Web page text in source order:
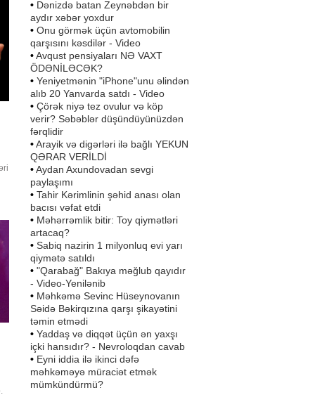
• Dənizdə batan Zeynəbdən bir
aydır xəbər yoxdur
• Onu görmək üçün avtomobilin
qarşısını kəsdilər - Video
•Avqust pensiyaları NƏ VAXT
ÖDƏNİLƏCƏK?
• Yeniyetmənin "iPhone"unu əlindən
alıb 20 Yanvarda satdı - Video
• Çörək niyə tez ovulur və köp
verir? Səbəblər düşündüyünüzdən
fərqlidir
•Arayik və digərləri ilə bağlı YEKUN
QƏRAR VERİLDİ
•Aydan Axundovadan sevgi
paylaşımı
• Tahir Kərimlinin şəhid anası olan
bacısı vəfat etdi
• Məhərrəmlik bitir: Toy qiymətləri
artacaq?
• Sabiq nazirin 1 milyonluq evi yarı
qiymətə satıldı
• "Qarabağ" Bakıya məğlub qayıdır
- Video-Yenilənib
• Məhkəmə Sevinc Hüseynovanın
Səidə Bəkirqızına qarşı şikayətini
təmin etmədi
• Yaddaş və diqqət üçün ən yaxşı
içki hansıdır? - Nevroloqdan cavab
• Eyni iddia ilə ikinci dəfə
məhkəməyə müraciət etmək
mümkündürmü?